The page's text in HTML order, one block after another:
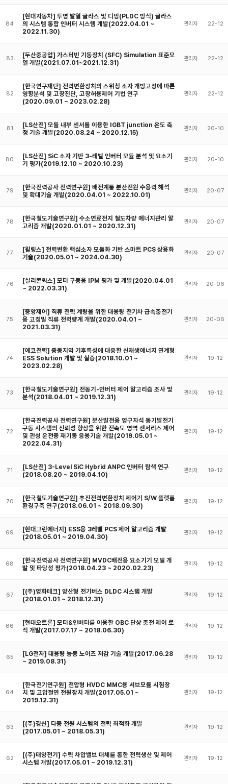
84
[현대자동차] 투명 발열 글라스 및 디밍(PLDC 방식) 글라스
의 시스템 통합 인버터 시스템 개발(2022.04.01 ~
2022.11.30)
관리자 22-12
83
[두산중공업] 가스터빈 기동장치 (SFC) Simulation 표준모
델 개발(2021.07.01~2021.12.31)
관리자 22-12
82
[한국연구재단] 전력변환장치의 스위칭 소자 개방고장에 따른
영향분석 및 고장진단, 고장허용제어 기법 연구
(2020.09.01 ~ 2023.02.28)
관리자 22-12
81
[LS산전] 모듈 내부 센서를 이용한 IGBT junction 온도 측
정 기술 개발(2020.08.24 ~ 2020.12.15)
관리자 20-10
80
[LS산전] SiC 소자 기반 3-레벨 인버터 모듈 분석 및 요소기
기 평가(2019.12.10 ~ 2020.10.23)
관리자 20-10
79
[한국전력공사 전력연구원] 배전계통 분산전원 수용력 해석
및 확대기술 개발(2020.04.01 ~ 2022.10.01)
관리자 20-07
78
[한국철도기술연구원] 수소연료전지 철도차량 에너지관리 알
고리즘 개발(2020.01.01 ~ 2020.12.31)
관리자 20-07
77
[윌링스] 전력변환 핵심소자 모듈화 기반 스마트 PCS 상용화
기술(2020.05.01 ~ 2024.04.30)
관리자 20-07
76
[실리콘웍스] 모터 구동용 IPM 평가 및 개발(2020.04.01
~ 2022.03.31)
관리자 20-06
75
[중앙제어] 직류 전력 계량을 위한 대용량 전기차 급속충전기
용 고정밀 직류 전력량계 개발(2020.04.01 ~
2021.03.31)
관리자 20-06
74
[에코전력] 중동지역 기후특성에 대응한 신재생에너지 연계형
ESS Solution 개발 및 실증(2018.10.01 ~
2023.02.28)
관리자 19-12
73
[한국철도기술연구원] 전동기-인버터 제어 알고리즘 조사 및
분석(2018.04.01 ~ 2019.12.31)
관리자 19-12
72
[한국전력공사 전력연구원] 분산발전용 영구자석 동기발전기
구동 시스템의 신뢰성 향상을 위한 전속도 영역 센서리스 제어
및 관성 운전중 재기동 응용기술 개발(2019.05.01 ~
2022.04.31)
관리자 19-12
71
[LS산전] 3-Level SiC Hybrid ANPC 인버터 탐색 연구
(2018.08.20 ~ 2019.04.10)
관리자 19-12
70
[한국철도기술연구원] 추진전력변환장치 제어기 S/W 플랫폼
환경구축 연구(2018.06.01 ~ 2018.09.30)
관리자 19-12
69
[현대그린에너지] ESS용 3레벨 PCS 제어 알고리즘 개발
(2018.05.01 ~ 2019.04.30)
관리자 19-12
68
[한국전력공사 전력연구원] MVDC배전용 요소기기 모델 개
발 및 타당성 평가(2018.04.23 ~ 2020.02.23)
관리자 19-12
67
[(주)영화테크] 양산형 전기버스 DLDC 시스템 개발
(2018.01.01 ~ 2018.12.31)
관리자 19-12
66
[현대오트론] 모터&인버터를 이용한 OBC 단상 충전 제어 로
직 개발(2017.07.17 ~ 2018.06.30)
관리자 19-12
65
[LG전자] 대용량 능동 노이즈 저감 기술 개발(2017.06.28
~ 2019.08.31)
관리자 19-12
64
[한국전기연구원] 전압형 HVDC MMC용 서브모듈 시험장
치 및 고압절연 전원장치 개발(2017.05.01 ~
2019.12.31)
관리자 19-12
63
[(주)경신] 다중 전원 시스템의 전력 최적화 개발
(2017.05.01 ~ 2018.05.31)
관리자 19-12
62
[(주)태양전기] 수력 차압밸브 대체를 통한 전력생산 및 제어
시스템 개발(2017.05.01 ~ 2019.12.31)
관리자 19-12